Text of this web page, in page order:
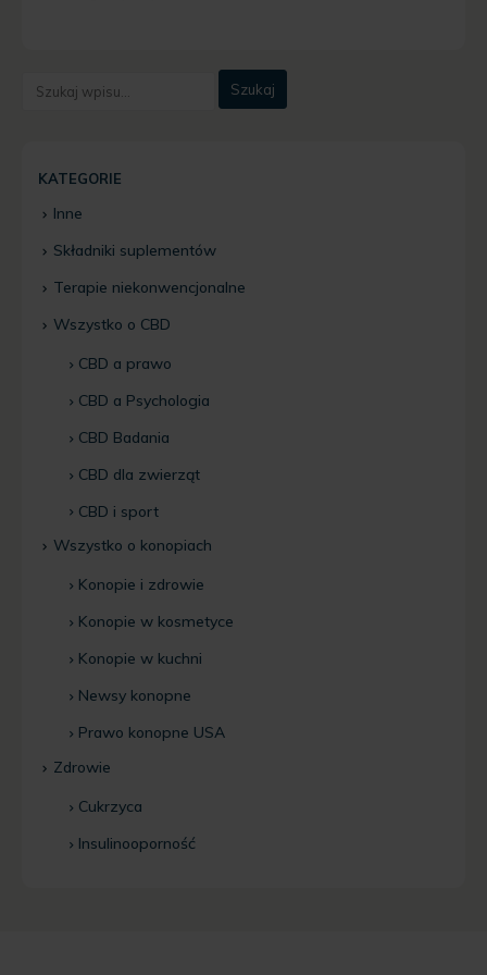
KATEGORIE
Inne
Składniki suplementów
Terapie niekonwencjonalne
Wszystko o CBD
CBD a prawo
CBD a Psychologia
CBD Badania
CBD dla zwierząt
CBD i sport
Wszystko o konopiach
Konopie i zdrowie
Konopie w kosmetyce
Konopie w kuchni
Newsy konopne
Prawo konopne USA
Zdrowie
Cukrzyca
Insulinooporność